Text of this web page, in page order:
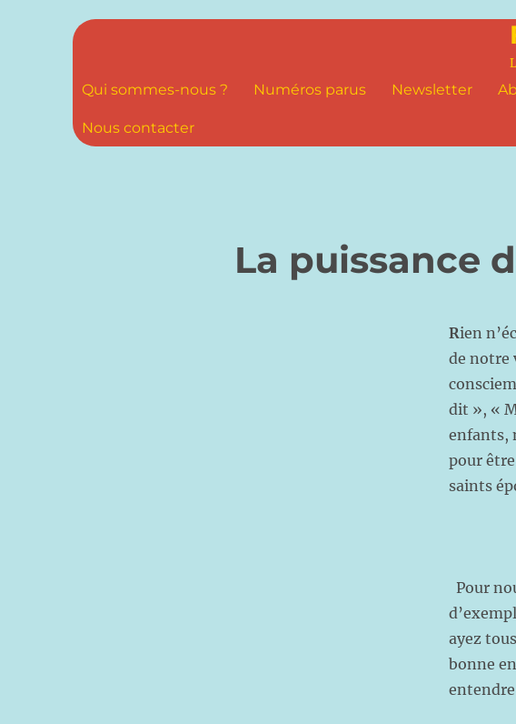
Qui sommes-nous ? Numéros parus Newsletter
Nous contacter
La puissance
Rien
de notre
dit », «
enfants,
pour
saints
Pour
ayez
bonne